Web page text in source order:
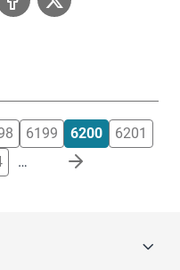
6199 6200
6201
…